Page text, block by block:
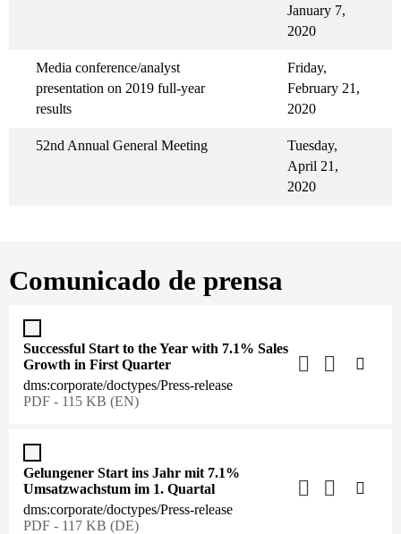
January 7,
2020
Media conference/analyst
presentation on 2019 full-year
results
Friday,
February 21,
2020
52nd Annual General Meeting
Tuesday,
April 21,
2020
Comunicado de prensa
Successful Start to the Year with 7.1% Sales
Growth in First Quarter
dms:corporate/doctypes/Press-release
PDF - 115 KB (EN)
Gelungener Start ins Jahr mit 7.1%
Umsatzwachstum im 1. Quartal
dms:corporate/doctypes/Press-release
PDF - 117 KB (DE)